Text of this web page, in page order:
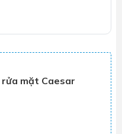
rửa mặt Caesar